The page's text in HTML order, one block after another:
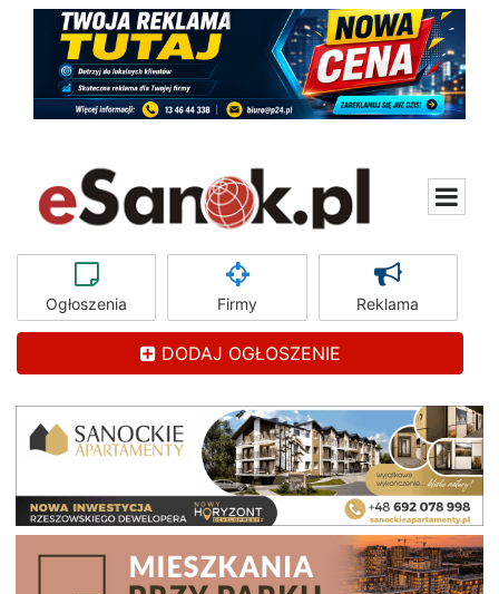
Ogłoszenia Firmy Reklama
DODAJ OGŁOSZENIE